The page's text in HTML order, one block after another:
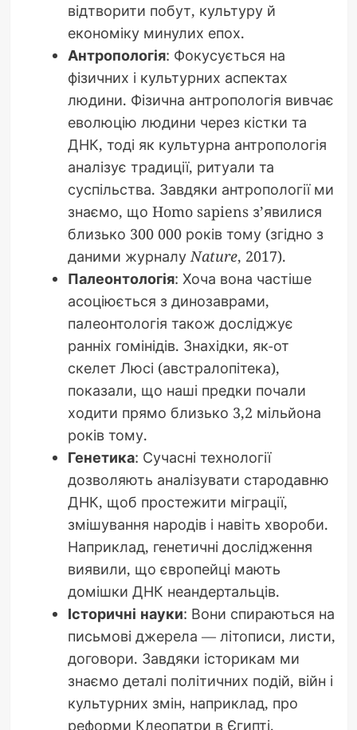
відтворити побут, культуру й
економіку минулих епох.
Антропологія: Фокусується на
фізичних і культурних аспектах
людини. Фізична антропологія вивчає
еволюцію людини через кістки та
ДНК, тоді як культурна антропологія
аналізує традиції, ритуали та
суспільства. Завдяки антропології ми
знаємо, що Homo sapiens з’явилися
близько 300 000 років тому (згідно з
даними журналуNature, 2017).
Палеонтологія: Хоча вона частіше
асоціюється з динозаврами,
палеонтологія також досліджує
ранніх гомінідів. Знахідки, як-от
скелет Люсі (австралопітека),
показали, що наші предки почали
ходити прямо близько 3,2 мільйона
років тому.
Генетика: Сучасні технології
дозволяють аналізувати стародавню
ДНК, щоб простежити міграції,
змішування народів і навіть хвороби.
Наприклад, генетичні дослідження
виявили, що європейці мають
домішки ДНК неандертальців.
Історичні науки: Вони спираються на
письмові джерела — літописи, листи,
договори. Завдяки історикам ми
знаємо деталі політичних подій, війн і
культурних змін, наприклад, про
реформи Клеопатри в Єгипті.